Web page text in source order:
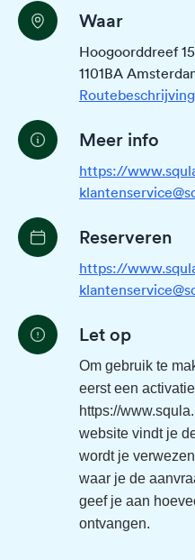
Waar
Hoogoorddreef 15
1101BA
Routebeschrijving
Meer info
https://
Reserveren
https://
Let op
Om gebruik te
eerst een
https://
website vindt je
wordt je
waar je de
geef je aan
ontvangen.